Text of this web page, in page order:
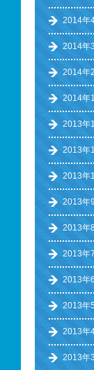
2014年
2014年
2014年
2014年
2013年
2013年
2013年
2013年
2013年
2013年
2013年
2013年
2013年
2013年